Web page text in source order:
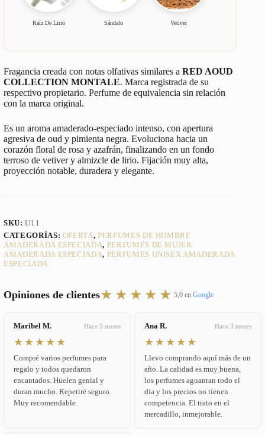
Raíz De Lirio Sándalo Vetiver
Fragancia creada con notas olfativas similares a RED AOUD
COLLECTION MONTALE. Marca registrada de su
respectivo propietario. Perfume de equivalencia sin relación
con la marca original.
Es un aroma amaderado-especiado intenso, con apertura
agresiva de oud y pimienta negra. Evoluciona hacia un
corazón floral de rosa y azafrán, finalizando en un fondo
terroso de vetiver y almizcle de lirio. Fijación muy alta,
proyección notable, duradera y elegante.
SKU:U11
CATEGORÍAS: OFERTA,PERFUMES DE HOMBRE
AMADERADA ESPECIADA, PERFUMES DE MUJER
AMADERADA ESPECIADA, PERFUMES UNISEX AMADERADA
ESPECIADA
Opiniones de clientes★★★★★ 5,0 en Google
Maribel M. Hace 5 meses
★★★★★
Compré varios perfumes para
regalo y todos quedaron
encantados. Huelen genial y
duran mucho. Repetiré seguro.
Muy recomendable.
Ana R. Hace 3 meses
★★★★★
Llevo comprando aquí más de un
año. La calidad es muy buena,
los perfumes aguantan todo el
día y los precios no tienen
competencia. El trato en el
mercadillo, inmejorable.